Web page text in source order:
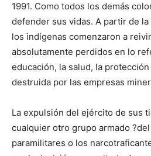
1991. Como todos los demás
defender sus vidas. A partir de
los indígenas comenzaron a
absolutamente perdidos en lo
educación, la salud, la
destruida por las empresas
La expulsión del ejército de sus
cualquier otro grupo armado
paramilitares o los